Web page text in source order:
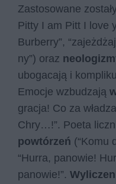
Zastosowane
Pit­ty I am Pitt I love
Bur­ber­ry”,
ny”) oraz
ubogacają i
Emocje wzbudzają
gracja! Co za
Chry…!”. Poeta
powtórzeń (“Komu
“Hurra, panowie!
panowie!”.